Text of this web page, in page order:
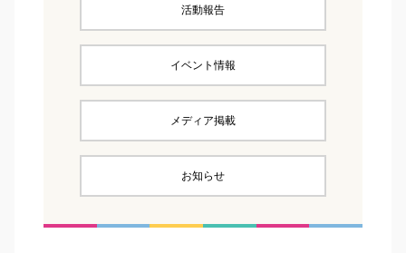
活動報告
イベント情報
メディア掲載
お知らせ